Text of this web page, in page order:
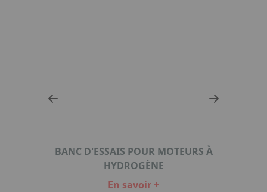
BANC D'ESSAIS POUR MOTEURS À
HYDROGÈNE
En savoir +